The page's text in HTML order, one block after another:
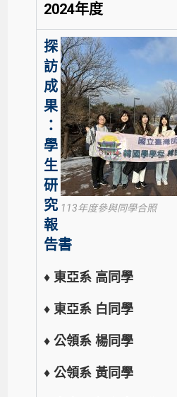
2024年度
113年度參與同學合照
探
訪
成
果
：
學
生
研
究
報
告書
♦東亞系 高同學
♦東亞系 白同學
♦公領系 楊同學
♦公領系 黃同學